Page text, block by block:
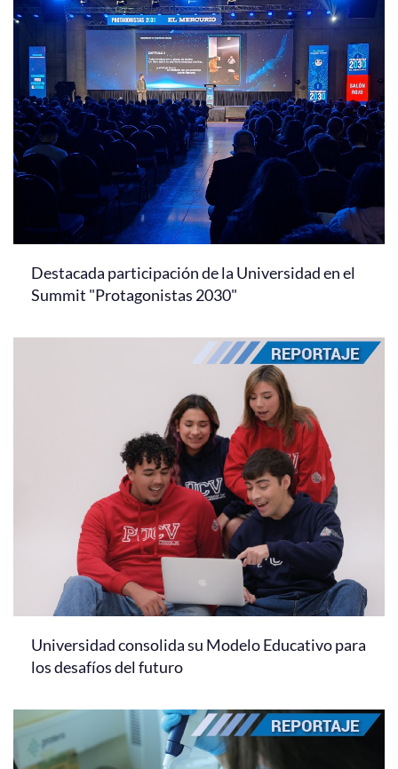
Destacada participación de la Universidad en el
Summit "Protagonistas 2030"
Universidad consolida su Modelo Educativo para
los desafíos del futuro